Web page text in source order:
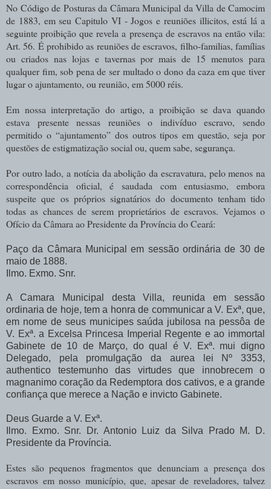
No Código de Posturas da Câmara Municipal da Villa de Camocim
de 1883, em seu Capitulo VI - Jogos e reuniões illicitos, está lá a
seguinte proibição que revela a presença de escravos na então vila:
Art. 56. É prohibido as reuniões de escravos, filho-familias, famílias
ou criados nas lojas e tavernas por mais de 15 menutos para
qualquer fim, sob pena de ser multado o dono da caza em que tiver
lugar o ajuntamento, ou reunião, em 5000 réis.
Em nossa interpretação do artigo, a proibição se dava quando
estava presente nessas reuniões o indivíduo escravo, sendo
permitido o “ajuntamento” dos outros tipos em questão, seja por
questões de estigmatização social ou, quem sabe, segurança.
Por outro lado, a notícia da abolição da escravatura, pelo menos na
correspondência oficial, é saudada com entusiasmo, embora
suspeite que os próprios signatários do documento tenham tido
todas as chances de serem proprietários de escravos. Vejamos o
Ofício da Câmara ao Presidente da Província do Ceará:
Paço da Câmara Municipal em sessão ordinária de 30 de
maio de 1888.
Ilmo. Exmo. Snr.
A Camara Municipal desta Villa, reunida em sessão
ordinaria de hoje, tem a honra de communicar a V. Exª, que,
em nome de seus municipes saúda jubilosa na pessôa de
V. Exª. a Excelsa Princesa Imperial Regente e ao immortal
Gabinete de 10 de Março, do qual é V. Exª. mui digno
Delegado, pela promulgação da aurea lei Nº 3353,
authentico testemunho das virtudes que innobrecem o
magnanimo coração da Redemptora dos cativos, e a grande
confiança que merece a Nação e invicto Gabinete.
Deus Guarde a V. Exª.
Ilmo. Exmo. Snr. Dr. Antonio Luiz da Silva Prado M. D.
Presidente da Província.
Estes são pequenos fragmentos que denunciam a presença dos
escravos em nosso município, que, apesar de reveladores, talvez